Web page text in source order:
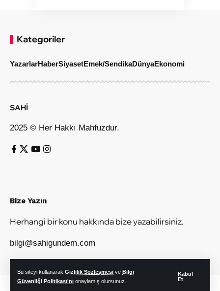
Bu siteyi kullanarak Gizlilik Sözleşmesi ve Bilgi
Güvenliği Politikası'nı onaylamış olursunuz.
Kabul
Et
Kategoriler
YazarlarHaberSiyasetEmek/SendikaDünyaEkonomi
SAHİ
2025 © Her Hakkı Mahfuzdur.
Bize Yazın
Herhangi bir konu hakkında bize yazabilirsiniz.
bilgi@sahigundem.com